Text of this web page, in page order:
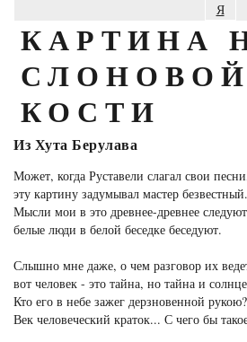
Я
КАРТИНА
СЛОНОВОЙ
КОСТИ
Из Хута Берулава
Может, когда Руставели слагал свои
эту картину задумывал мастер
Мысли мои в это древнее-древнее
белые люди в белой беседке беседуют.
Слышно мне даже, о чем разговор их
вот человек - это тайна, но тайна и
Кто его в небе зажег дерзновенной рукою?
Век человеческий краток... С чего бы